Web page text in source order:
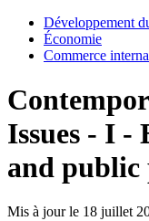
Développement
Économie
Commerce
Issues - I -
and public
Mis à jour le 18 juillet